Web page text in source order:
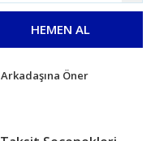
HEMEN AL
Arkadaşına Öner